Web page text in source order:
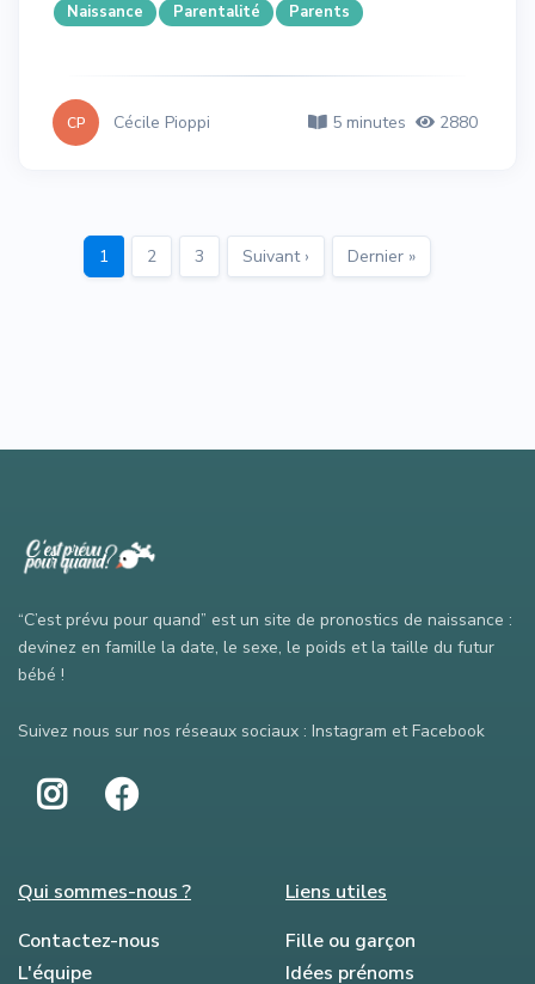
Naissance
Parentalité Parents
CP Cécile Pioppi 5 minutes 2880
1 2 3 Suivant › Dernier »
“C’est prévu pour quand” est un site de pronostics de naissance :
devinez en famille la date, le sexe, le poids et la taille du futur
bébé !
Suivez nous sur nos réseaux sociaux : Instagram et Facebook
Qui sommes-nous ?
Contactez-nous
L'équipe
Liens utiles
Fille ou garçon
Idées prénoms